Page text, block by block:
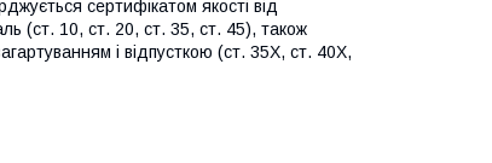
сертифікатом якості від
(ст. 10, ст. 20, ст. 35, ст. 45), також
і відпусткою (ст. 35Х, ст. 40Х,